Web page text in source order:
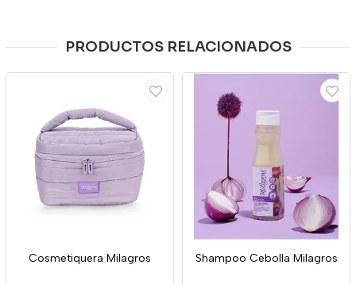
PRODUCTOS RELACIONADOS
Cosmetiquera Milagros Shampoo Cebolla Milagros